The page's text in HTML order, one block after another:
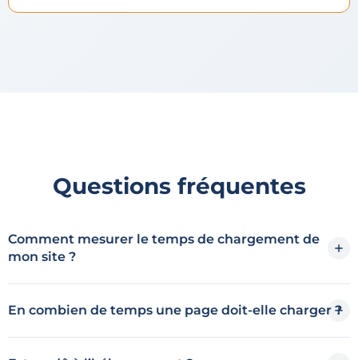
Questions fréquentes
Comment mesurer le temps de chargement de
mon site ?
En combien de temps une page doit-elle charger ?